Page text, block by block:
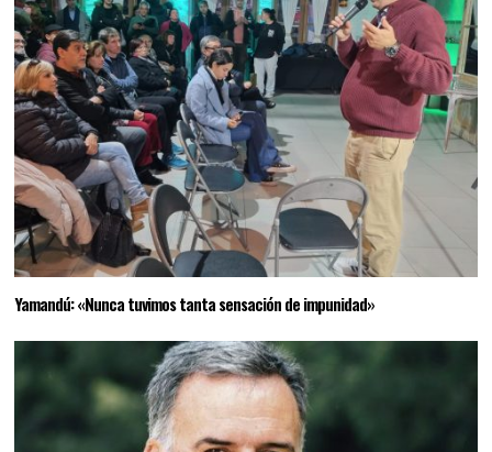
Yamandú: «Nunca tuvimos tanta sensación de impunidad»